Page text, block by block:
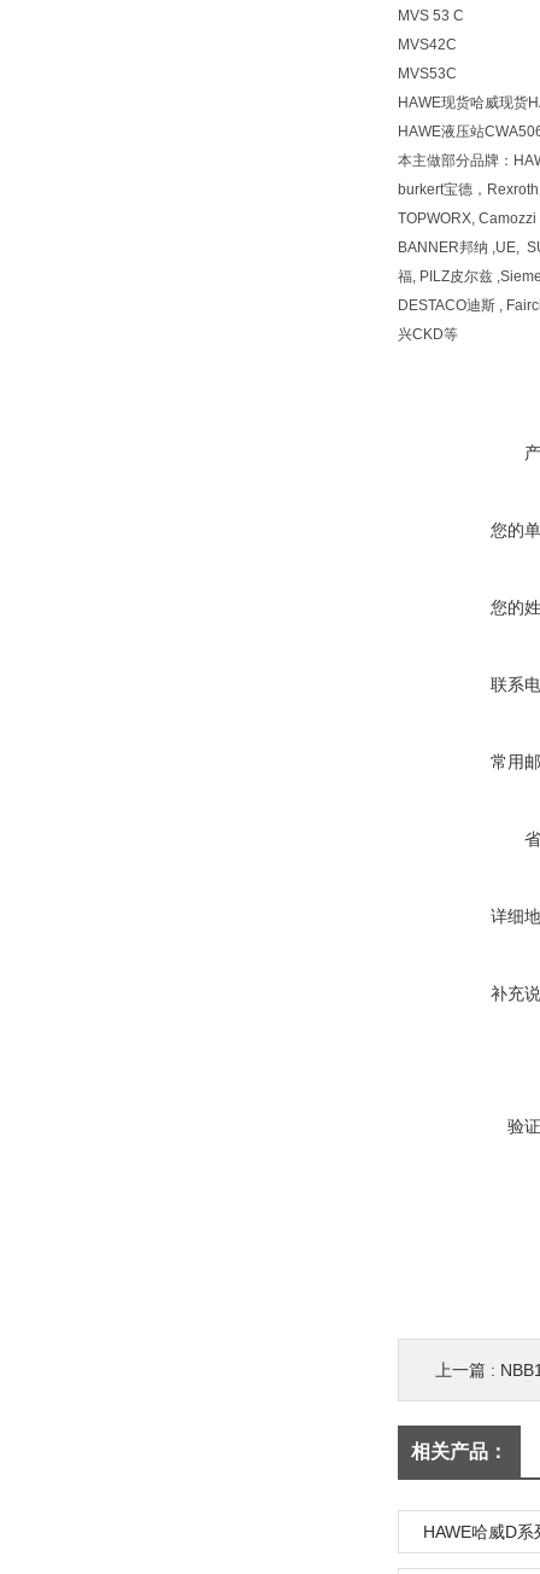
MVS 53 C
MVS42C
MVS53C
HAWE现货哈威现货
HAWE液压站
本主做部分品牌：
burkert宝德，
TOPWORX,
BANNER邦纳 ,UE,
福, PILZ皮尔兹
DESTACO迪斯 ,
兴CKD等
您的
您的
联系
常用
详细
补充
验
上一篇 :
相关产品：
HAWE哈威D